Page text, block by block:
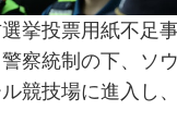
挙投票用紙不足
察統制の下、ソ
競技場に進入し